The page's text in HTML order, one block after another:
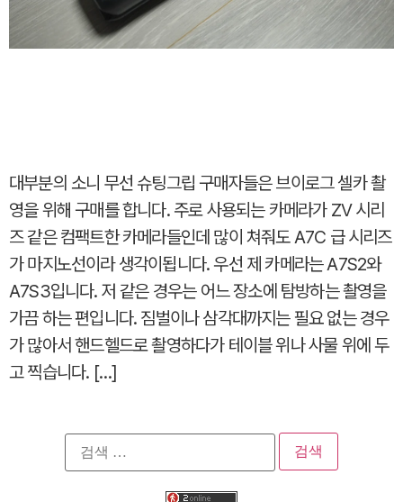
대부분의 소니 무선 슈팅그립 구매자들은 브이로그 셀카 촬
영을 위해 구매를 합니다. 주로 사용되는 카메라가 ZV 시리
즈 같은 컴팩트한 카메라들인데 많이 쳐줘도 A7C 급 시리즈
가 마지노선이라 생각이됩니다. 우선 제 카메라는 A7S2와
A7S3입니다. 저 같은 경우는 어느 장소에 탐방하는 촬영을
가끔 하는 편입니다. 짐벌이나 삼각대까지는 필요 없는 경우
가 많아서 핸드헬드로 촬영하다가 테이블 위나 사물 위에 두
고 찍습니다. […]
검
색: